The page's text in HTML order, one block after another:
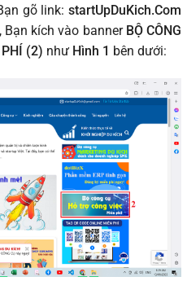
gõ link: startUpDuKich.Com
Bạn kích vào banner BỘ CÔNG
PHÍ (2) như Hình 1 bên dưới: